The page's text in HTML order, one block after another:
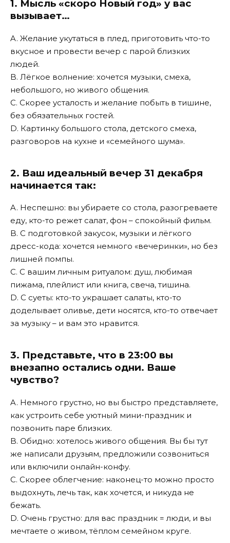
1. Мысль «скоро Новый год» у вас
вызывает…
A. Желание укутаться в плед, приготовить что-то
вкусное и провести вечер с парой близких
людей.
B. Лёгкое волнение: хочется музыки, смеха,
небольшого, но живого общения.
C. Скорее усталость и желание побыть в тишине,
без обязательных гостей.
D. Картинку большого стола, детского смеха,
разговоров на кухне и «семейного шума».
2. Ваш идеальный вечер 31 декабря
начинается так:
A. Неспешно: вы убираете со стола, разогреваете
еду, кто-то режет салат, фон – спокойный фильм.
B. С подготовкой закусок, музыки и лёгкого
дресс-кода: хочется немного «вечеринки», но без
лишней помпы.
C. С вашим личным ритуалом: душ, любимая
пижама, плейлист или книга, свеча, тишина.
D. С суеты: кто-то украшает салаты, кто-то
доделывает оливье, дети носятся, кто-то отвечает
за музыку – и вам это нравится.
3. Представьте, что в 23:00 вы
внезапно остались одни. Ваше
чувство?
A. Немного грустно, но вы быстро представляете,
как устроить себе уютный мини-праздник и
позвонить паре близких.
B. Обидно: хотелось живого общения. Вы бы тут
же написали друзьям, предложили созвониться
или включили онлайн-конфу.
C. Скорее облегчение: наконец-то можно просто
выдохнуть, лечь так, как хочется, и никуда не
бежать.
D. Очень грустно: для вас праздник = люди, и вы
мечтаете о живом, тёплом семейном круге.